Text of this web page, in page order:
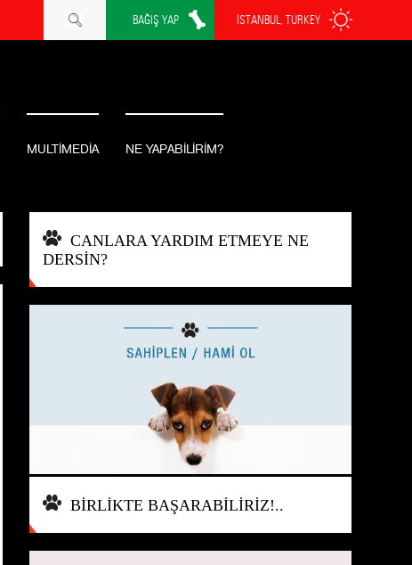
İSTANBUL, TURKEY
BAĞIŞ YAP
MULTİMEDİA NE YAPABİLİRİM?
CANLARA YARDIM ETMEYE NE
DERSİN?
BİRLİKTE BAŞARABİLİRİZ!..